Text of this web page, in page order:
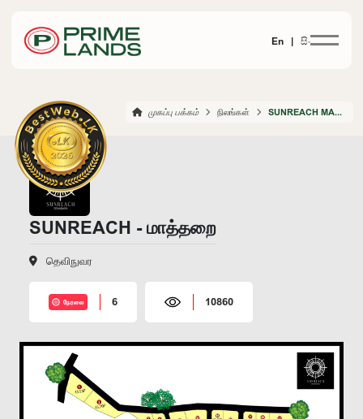
En | සිං
முகப்பு பக்கம் நிலங்கள் SUNREACH MATARA
SUNREACH - மாத்தறை
தெவிநுவர
நேரலை 6 10860